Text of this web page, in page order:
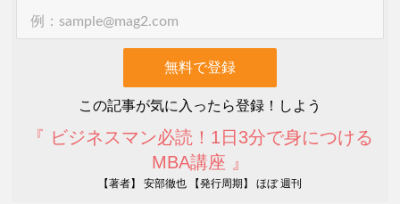
この記事が気に入ったら登録！しよう
『 ビジネスマン必読！1日3分で身につける
MBA講座 』
【著者】 安部徹也 【発行周期】 ほぼ 週刊